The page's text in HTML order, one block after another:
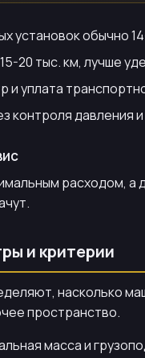
установок обычно
20 тыс. км, лучше
и уплата
контроля давления
расходом,
и критерии
насколько
пространство.
масса и